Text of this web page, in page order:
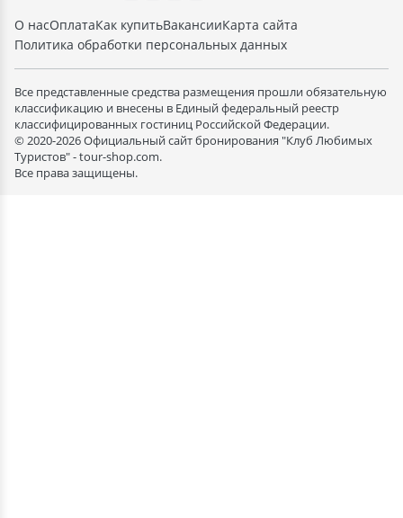
О насОплатаКак купитьВакансииКарта сайта
Политика обработки персональных данных
Все представленные средства размещения прошли обязательную
классификацию и внесены в Единый федеральный реестр
классифицированных гостиниц Российской Федерации.
© 2020-2026 Официальный сайт бронирования "Клуб Любимых
Туристов" - tour-shop.com.
Все права защищены.